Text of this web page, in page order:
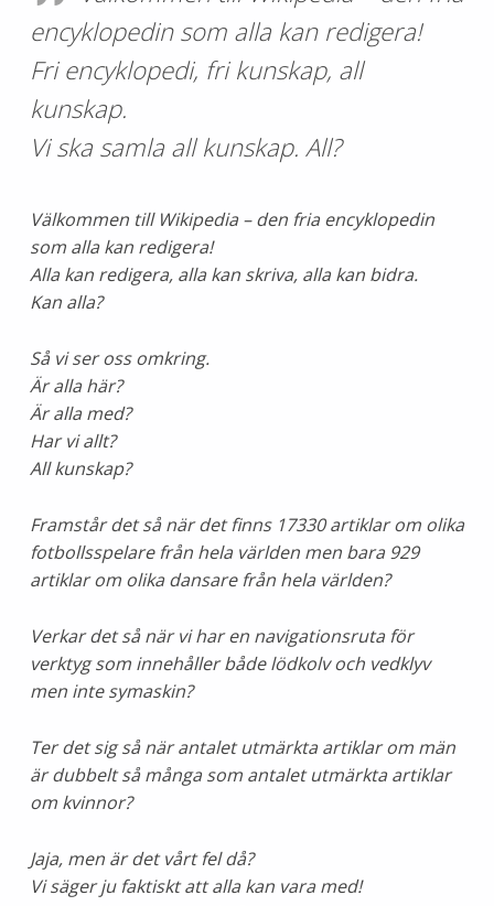
encyklopedin som alla kan redigera!
Fri encyklopedi, fri kunskap, all
kunskap.
Vi ska samla all kunskap. All?
Välkommen till Wikipedia – den fria encyklopedin
som alla kan redigera!
Alla kan redigera, alla kan skriva, alla kan bidra.
Kan alla?
Så vi ser oss omkring.
Är alla här?
Är alla med?
Har vi allt?
All kunskap?
Framstår det så när det finns 17330 artiklar om olika
fotbollsspelare från hela världen men bara 929
artiklar om olika dansare från hela världen?
Verkar det så när vi har en navigationsruta för
verktyg som innehåller både lödkolv och vedklyv
men inte symaskin?
Ter det sig så när antalet utmärkta artiklar om män
är dubbelt så många som antalet utmärkta artiklar
om kvinnor?
Jaja, men är det vårt fel då?
Vi säger ju faktiskt att alla kan vara med!